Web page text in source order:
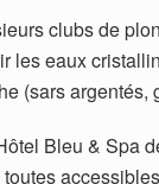
clubs de
les eaux
(sars argentés,
Bleu & Spa